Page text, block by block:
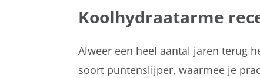
Koolhydraatarme
Alweer een heel aantal jaren terug
soort puntenslijper, waarmee je